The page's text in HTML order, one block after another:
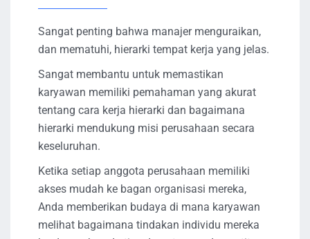
Sangat penting bahwa manajer menguraikan,
dan mematuhi, hierarki tempat kerja yang jelas.
Sangat membantu untuk memastikan
karyawan memiliki pemahaman yang akurat
tentang cara kerja hierarki dan bagaimana
hierarki mendukung misi perusahaan secara
keseluruhan.
Ketika setiap anggota perusahaan memiliki
akses mudah ke bagan organisasi mereka,
Anda memberikan budaya di mana karyawan
melihat bagaimana tindakan individu mereka